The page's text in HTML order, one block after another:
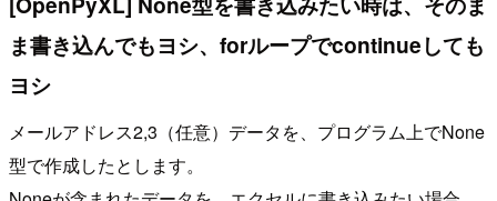
ま書き込んでもヨシ、forループでcontinueしても
ヨシ
メールアドレス2,3（任意）データを、プログラム上でNone
型で作成したとします。